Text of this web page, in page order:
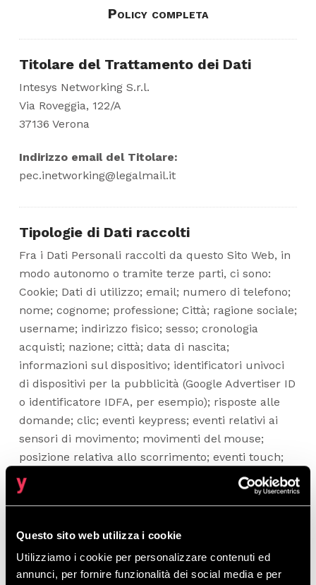
Questo sito web utilizza i cookie
Utilizziamo i cookie per personalizzare contenuti ed
annunci, per fornire funzionalità dei social media e per
Policy completa
Titolare del Trattamento dei Dati
Intesys Networking S.r.l.
Via Roveggia, 122/A
37136 Verona
Indirizzo email del Titolare:
pec.inetworking@legalmail.it
Tipologie di Dati raccolti
Fra i Dati Personali raccolti da questo Sito Web, in
modo autonomo o tramite terze parti, ci sono:
Cookie; Dati di utilizzo; email; numero di telefono;
nome; cognome; professione; Città; ragione sociale;
username; indirizzo fisico; sesso; cronologia
acquisti; nazione; città; data di nascita;
informazioni sul dispositivo; identificatori univoci
di dispositivi per la pubblicità (Google Advertiser ID
o identificatore IDFA, per esempio); risposte alle
domande; clic; eventi keypress; eventi relativi ai
sensori di movimento; movimenti del mouse;
posizione relativa allo scorrimento; eventi touch;
numero di Utenti; statistiche delle sessioni; CAP;
stato; provincia; provincia; latitudine (della città);
regione geografica; IP address; informazioni
informazioni sul browser; lingua; lanci; numero di